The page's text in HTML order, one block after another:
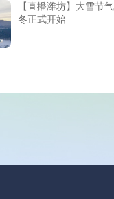
【直播潍坊】大雪节
冬正式开始